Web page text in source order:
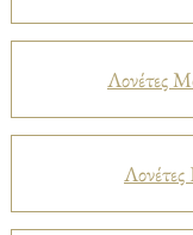
Λονέτες